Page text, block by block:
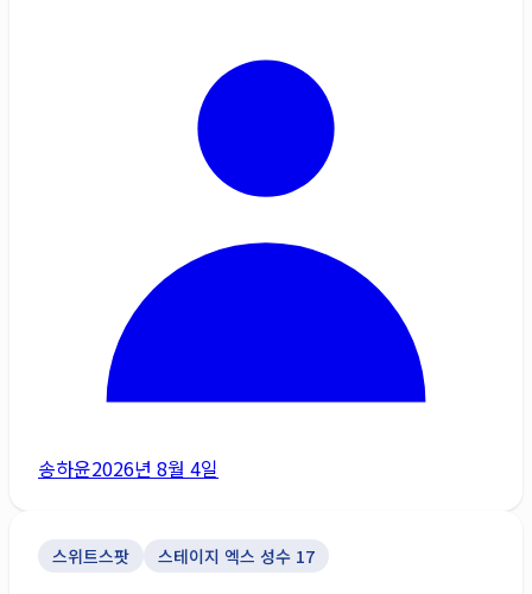
송하윤2026년 8월 4일
스위트스팟 스테이지 엑스 성수 17